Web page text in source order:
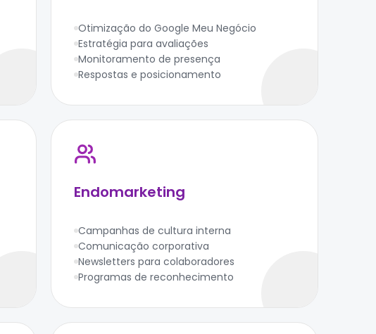
Otimização do Google Meu Negócio
Estratégia para avaliações
Monitoramento de presença
Respostas e posicionamento
Endomarketing
Campanhas de cultura interna
Comunicação corporativa
Newsletters para colaboradores
Programas de reconhecimento